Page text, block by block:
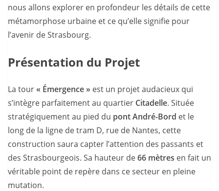
nous allons explorer en profondeur les détails de cette
métamorphose urbaine et ce qu’elle signifie pour
l’avenir de Strasbourg.
Présentation du Projet
La tour« Émergence » est un projet audacieux qui
s’intègre parfaitement au quartier Citadelle. Située
stratégiquement au pied du pont André-Bord et le
long de la ligne de tram D, rue de Nantes, cette
construction saura capter l’attention des passants et
des Strasbourgeois. Sa hauteur de66 mètres en fait un
véritable point de repère dans ce secteur en pleine
mutation.